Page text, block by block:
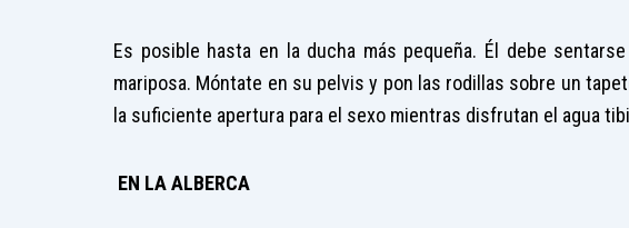
Es posible hasta en la ducha más pequeña. Él debe
mariposa. Móntate en su pelvis y pon las rodillas sobre un
la suficiente apertura para el sexo mientras disfrutan el agua
EN LA ALBERCA